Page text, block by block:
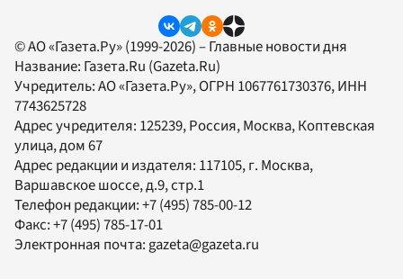
© АО «Газета.Ру» (1999-2026) – Главные новости дня
Название: Газета.Ru (Gazeta.Ru)
Учредитель:АО «Газета.Ру», ОГРН 1067761730376, ИНН
7743625728
Адрес учредителя: 125239, Россия, Москва, Коптевская
улица, дом 67
Адрес редакции и издателя: 117105, г. Москва,
Варшавское шоссе, д.9, стр.1
Телефон редакции:+7 (495) 785-00-12
Факс:+7 (495) 785-17-01
Электронная почта:gazeta@gazeta.ru